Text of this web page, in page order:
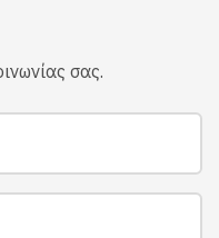
σας.